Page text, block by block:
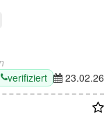
verifiziert
23.02.26